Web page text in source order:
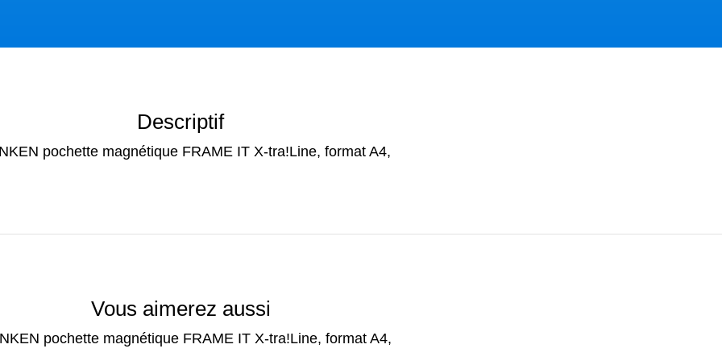
Descriptif
pochette magnétique FRAME IT X-tra!Line, format A4,
Vous aimerez aussi
pochette magnétique FRAME IT X-tra!Line, format A4,